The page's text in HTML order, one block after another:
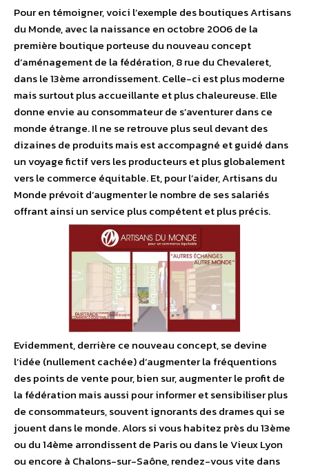
Pour en témoigner, voici l’exemple des boutiques Artisans
du Monde, avec la naissance en octobre 2006 de la
première boutique porteuse du nouveau concept
d’aménagement de la fédération, 8 rue du Chevaleret,
dans le 13ème arrondissement. Celle-ci est plus moderne
mais surtout plus accueillante et plus chaleureuse. Elle
donne envie au consommateur de s’aventurer dans ce
monde étrange. Il ne se retrouve plus seul devant des
dizaines de produits mais est accompagné et guidé dans
un voyage fictif vers les producteurs et plus globalement
vers le commerce équitable. Et, pour l’aider, Artisans du
Monde prévoit d’augmenter le nombre de ses salariés
offrant ainsi un service plus compétent et plus précis.
Evidemment, derrière ce nouveau concept, se devine
l’idée (nullement cachée) d’augmenter la fréquentions
des points de vente pour, bien sur, augmenter le profit de
la fédération mais aussi pour informer et sensibiliser plus
de consommateurs, souvent ignorants des drames qui se
jouent dans le monde. Alors si vous habitez près du 13ème
ou du 14ème arrondissent de Paris ou dans le Vieux Lyon
ou encore à Chalons-sur-Saône, rendez-vous vite dans